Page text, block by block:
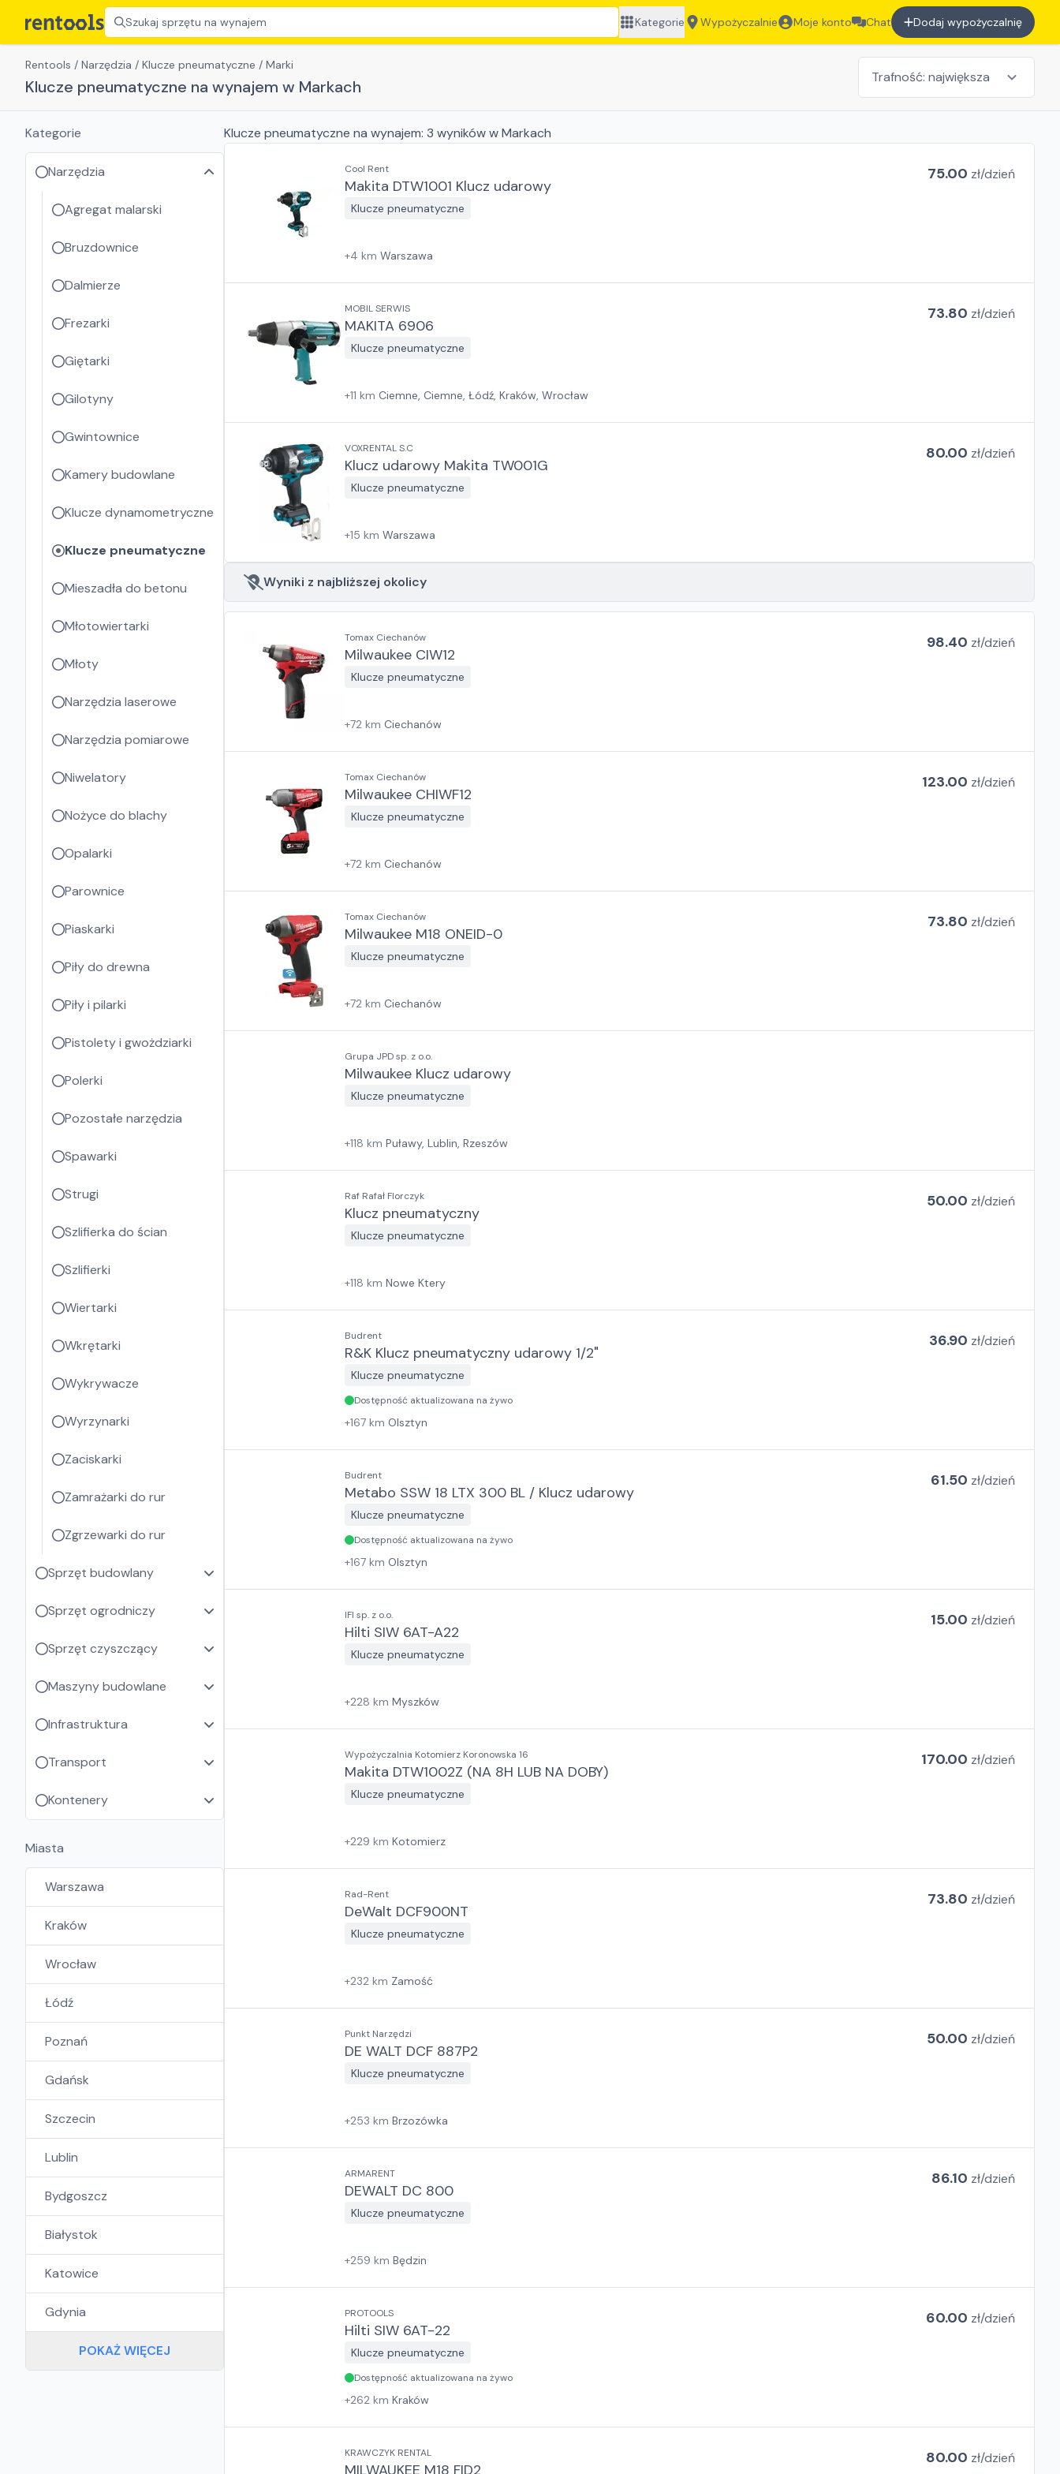
Szukaj sprzętu na wynajem Kategorie Wypożyczalnie Moje konto Chat Dodaj wypożyczalnię
Rentools / Narzędzia / Klucze pneumatyczne / Marki
Klucze pneumatyczne na wynajem w Markach
Klucze pneumatyczne na wynajem: 3 wynikóww Markach
Cool Rent
Makita DTW1001 Klucz udarowy
Klucze pneumatyczne
75.00 zł/dzień
+4 km Warszawa
MOBIL SERWIS
MAKITA 6906
Klucze pneumatyczne
73.80 zł/dzień
+11 km Ciemne, Ciemne, Łódź, Kraków, Wrocław
VOXRENTAL S.C
Klucz udarowy Makita TW001G
Klucze pneumatyczne
80.00 zł/dzień
+15 km Warszawa
Wyniki z najbliższej okolicy
Tomax Ciechanów
Milwaukee CIW12
Klucze pneumatyczne
98.40 zł/dzień
+72 km Ciechanów
Tomax Ciechanów
Milwaukee CHIWF12
Klucze pneumatyczne
123.00 zł/dzień
+72 km Ciechanów
Tomax Ciechanów
Milwaukee M18 ONEID-0
Klucze pneumatyczne
73.80 zł/dzień
+72 km Ciechanów
Grupa JPD sp. z o.o.
Milwaukee Klucz udarowy
Klucze pneumatyczne
+118 km Puławy, Lublin, Rzeszów
Raf Rafał Florczyk
Klucz pneumatyczny
Klucze pneumatyczne
50.00 zł/dzień
+118 km Nowe Ktery
Budrent
R&K Klucz pneumatyczny udarowy 1/2"
Klucze pneumatyczne
36.90 zł/dzień
Dostępność aktualizowana na żywo
+167 km Olsztyn
Budrent
Metabo SSW 18 LTX 300 BL / Klucz udarowy
Klucze pneumatyczne
61.50 zł/dzień
Dostępność aktualizowana na żywo
+167 km Olsztyn
IFI sp. z o.o.
Hilti SIW 6AT-A22
Klucze pneumatyczne
15.00 zł/dzień
+228 km Myszków
Wypożyczalnia Kotomierz Koronowska 16
Makita DTW1002Z (NA 8H LUB NA DOBY)
Klucze pneumatyczne
170.00 zł/dzień
+229 km Kotomierz
Rad-Rent
DeWalt DCF900NT
Klucze pneumatyczne
73.80 zł/dzień
+232 km Zamość
Punkt Narzędzi
DE WALT DCF 887P2
Klucze pneumatyczne
50.00 zł/dzień
+253 km Brzozówka
ARMARENT
DEWALT DC 800
Klucze pneumatyczne
86.10 zł/dzień
+259 km Będzin
PROTOOLS
Hilti SIW 6AT-22
Klucze pneumatyczne
60.00 zł/dzień
Dostępność aktualizowana na żywo
+262 km Kraków
KRAWCZYK RENTAL
MILWAUKEE M18 FID2
80.00 zł/dzień
Kategorie
Narzędzia
Agregat malarski
Bruzdownice
Dalmierze
Frezarki
Giętarki
Gilotyny
Gwintownice
Kamery budowlane
Klucze dynamometryczne
Klucze pneumatyczne
Mieszadła do betonu
Młotowiertarki
Młoty
Narzędzia laserowe
Narzędzia pomiarowe
Niwelatory
Nożyce do blachy
Opalarki
Parownice
Piaskarki
Piły do drewna
Piły i pilarki
Pistolety i gwożdziarki
Polerki
Pozostałe narzędzia
Spawarki
Strugi
Szlifierka do ścian
Szlifierki
Wiertarki
Wkrętarki
Wykrywacze
Wyrzynarki
Zaciskarki
Zamrażarki do rur
Zgrzewarki do rur
Sprzęt budowlany
Sprzęt ogrodniczy
Sprzęt czyszczący
Maszyny budowlane
Infrastruktura
Transport
Kontenery
Miasta
Warszawa
Kraków
Wrocław
Łódź
Poznań
Gdańsk
Szczecin
Lublin
Bydgoszcz
Białystok
Katowice
Gdynia
POKAŻ WIĘCEJ